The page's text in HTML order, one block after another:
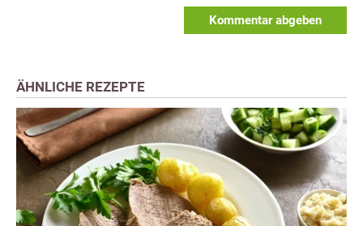
Kommentar abgeben
ÄHNLICHE REZEPTE